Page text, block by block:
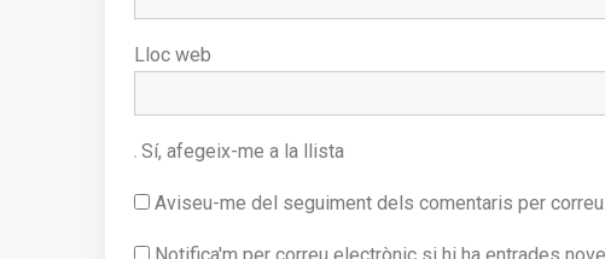
Lloc web
Sí, afegeix-me a la llista
Aviseu-me del seguiment dels comentaris per correu.